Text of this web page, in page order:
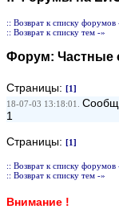
:: Возврат к списку форумов
:: Возврат к списку тем -»
Форум: Частные
Страницы: [1]
18-07-03 13:18:01.
1
Страницы: [1]
:: Возврат к списку форумов
:: Возврат к списку тем -»
Внимание !